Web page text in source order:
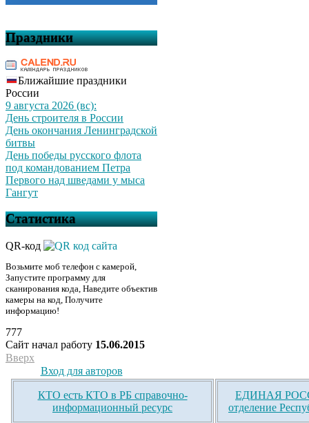
Праздники
Ближайшие праздники
России
9 августа 2026 (вс):
День строителя в России
День окончания Ленинградской
битвы
День победы русского флота
под командованием Петра
Первого над шведами у мыса
Гангут
Статистика
QR-код
Возьмите моб телефон с камерой,
Запустите программу для
сканирования кода, Наведите объектив
камеры на код, Получите
информацию!
777
Сайт начал работу 15.06.2015
Вверх
Вход для авторов
КТО есть КТО в РБ справочно-
информационный ресурс
ЕДИНАЯ
отделение